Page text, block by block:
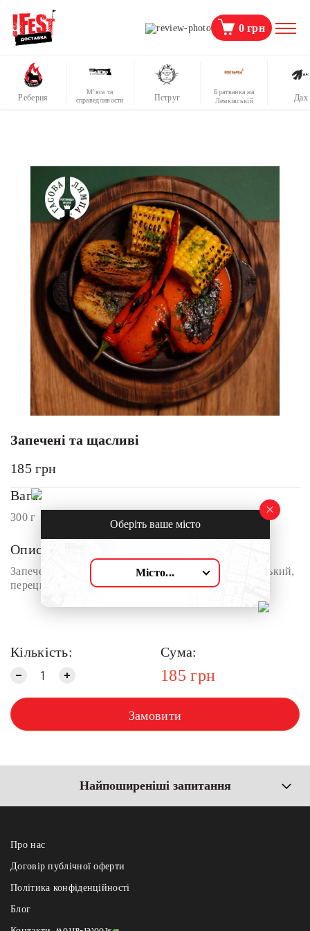
0грн
Реберня
М’яса та
справедливости
Пструг
Братванка на
Лемківській
Дах
Запечені та щасливі
185 грн
Вага:
300 г
Опис:
Запечені овочі: картопля, кукурудза, перець болгарський,
перець гострий, пряна олія.
Кількість: Сума:
185 грн
Замовити
Найпоширеніші запитання
Про нас
Договір публічної оферти
Політика конфіденційності
Блог
Оберіть ваше місто
Місто...